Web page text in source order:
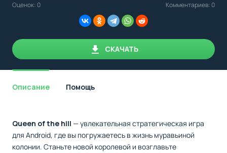
необходимые
Оценок: 0 Комментариев: 0
СКАЧАТЬ
Описание Помощь
Queen of the hill — увлекательная стратегическая игра
для Android, где вы погружаетесь в жизнь муравьиной
колонии. Станьте новой королевой и возглавьте